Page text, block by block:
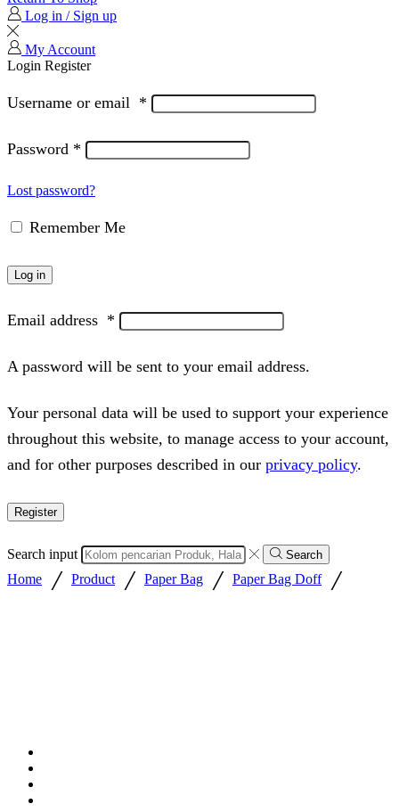
Log in / Sign up
My Account
Login Register
Username or email *
Password *
Lost password?
Remember Me
Log in
Email address *
A password will be sent to your email address.
Your personal data will be used to support your experience
throughout this website, to manage access to your account,
and for other purposes described in our privacy policy.
Register
Search input Search
Home / Product / Paper Bag / Paper Bag Doff /